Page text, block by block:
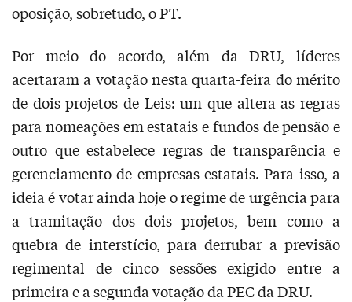
oposição, sobretudo, o PT.
Por meio do acordo, além da DRU, líderes
acertaram a votação nesta quarta-feira do mérito
de dois projetos de Leis: um que altera as regras
para nomeações em estatais e fundos de pensão e
outro que estabelece regras de transparência e
gerenciamento de empresas estatais. Para isso, a
ideia é votar ainda hoje o regime de urgência para
a tramitação dos dois projetos, bem como a
quebra de interstício, para derrubar a previsão
regimental de cinco sessões exigido entre a
primeira e a segunda votação da PEC da DRU.